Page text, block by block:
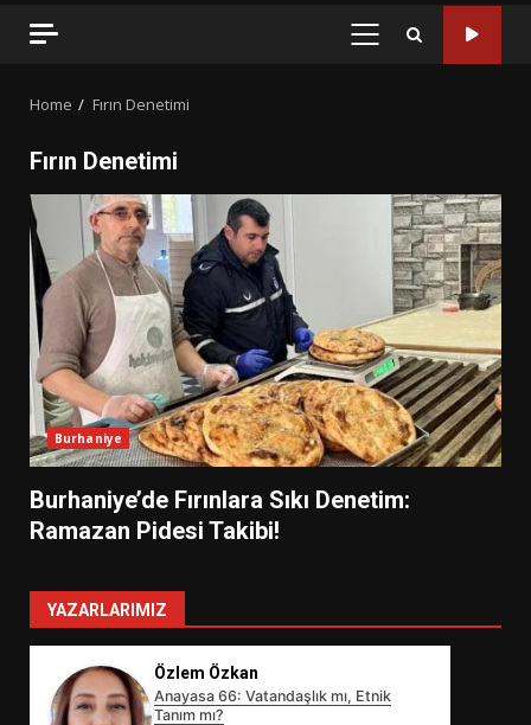
PRIMARY
Home Fırın Denetimi
Fırın Denetimi
Burhaniye
Burhaniye’de Fırınlara Sıkı Denetim:
Ramazan Pidesi Takibi!
YAZARLARIMIZ
Özlem Özkan
Anayasa 66: Vatandaşlık mı, Etnik
Tanım mı?